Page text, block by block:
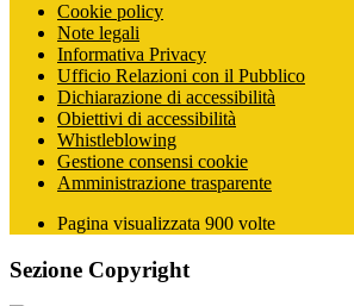
Cookie policy
Note legali
Informativa Privacy
Ufficio Relazioni con il Pubblico
Dichiarazione di accessibilità
Obiettivi di accessibilità
Whistleblowing
Gestione consensi cookie
Amministrazione trasparente
Pagina visualizzata 900 volte
Sezione Copyright